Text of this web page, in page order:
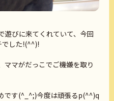
遊びに来てくれていて、今回
でした!(^^)!
ママがだっこでご機嫌を取り
です(^_^;)今度は頑張るp(^^)q